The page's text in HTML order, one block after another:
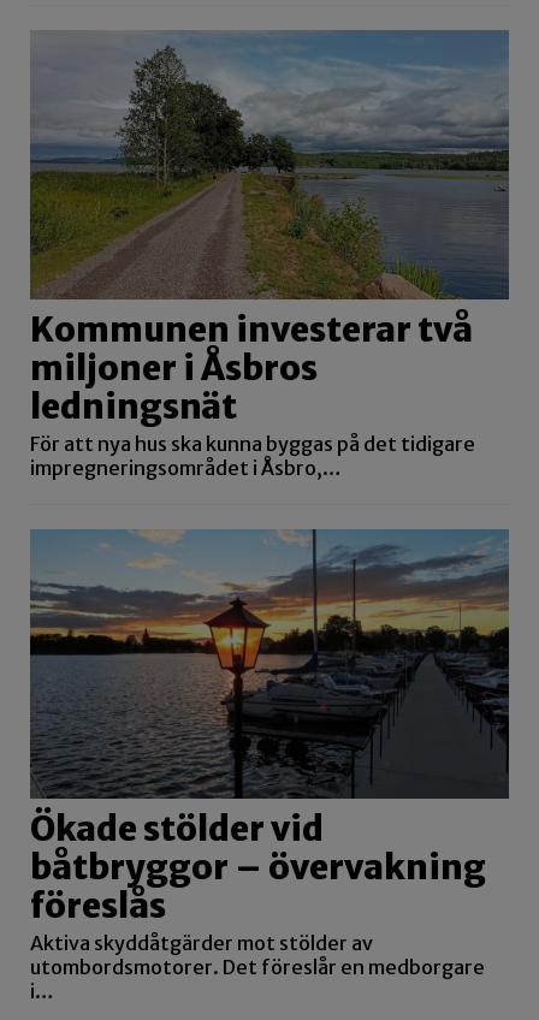
Kommunen investerar två
miljoner i Åsbros
ledningsnät
För att nya hus ska kunna byggas på det tidigare
impregneringsområdet i Åsbro,…
Ökade stölder vid
båtbryggor – övervakning
föreslås
Aktiva skyddåtgärder mot stölder av
utombordsmotorer. Det föreslår en medborgare
i…